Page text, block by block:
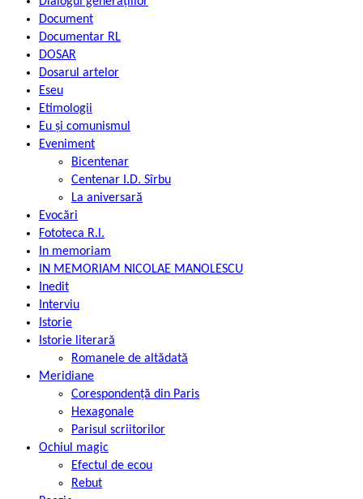
Document
Documentar RL
DOSAR
Dosarul artelor
Eseu
Etimologii
Eu și comunismul
Eveniment
Bicentenar
Centenar I.D. Sîrbu
La aniversară
Evocări
Fototeca R.l.
In memoriam
IN MEMORIAM NICOLAE MANOLESCU
Inedit
Interviu
Istorie
Istorie literară
Romanele de altădată
Meridiane
Corespondență din Paris
Hexagonale
Parisul scriitorilor
Ochiul magic
Efectul de ecou
Rebut